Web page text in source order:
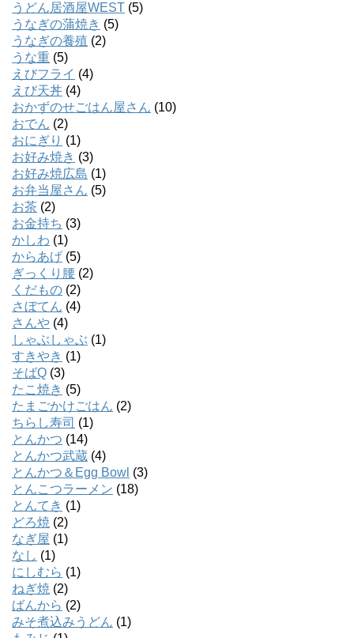
うどん居酒屋WEST (5)
うなぎの蒲焼き (5)
うなぎの養殖 (2)
うな重 (5)
えびフライ (4)
えび天丼 (4)
おかずのせごはん屋さん (10)
おでん (2)
おにぎり (1)
お好み焼き (3)
お好み焼広島 (1)
お弁当屋さん (5)
お茶 (2)
お金持ち (3)
かしわ (1)
からあげ (5)
ぎっくり腰 (2)
くだもの (2)
さぼてん (4)
さんや (4)
しゃぶしゃぶ (1)
すきやき (1)
そばQ (3)
たこ焼き (5)
たまごかけごはん (2)
ちらし寿司 (1)
とんかつ (14)
とんかつ武蔵 (4)
とんかつ＆Egg Bowl (3)
とんこつラーメン (18)
とんてき (1)
どろ焼 (2)
なぎ屋 (1)
なし (1)
にしむら (1)
ねぎ焼 (2)
ばんから (2)
みそ煮込みうどん (1)